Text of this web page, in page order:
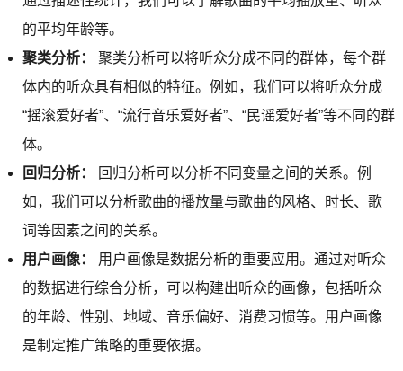
的平均年龄等。
聚类分析：
聚类分析可以将听众分成不同的群体，每个群
体内的听众具有相似的特征。例如，我们可以将听众分成
“摇滚爱好者”、“流行音乐爱好者”、“民谣爱好者”等不同的群
体。
回归分析：
回归分析可以分析不同变量之间的关系。例
如，我们可以分析歌曲的播放量与歌曲的风格、时长、歌
词等因素之间的关系。
用户画像：
用户画像是数据分析的重要应用。通过对听众
的数据进行综合分析，可以构建出听众的画像，包括听众
的年龄、性别、地域、音乐偏好、消费习惯等。用户画像
是制定推广策略的重要依据。